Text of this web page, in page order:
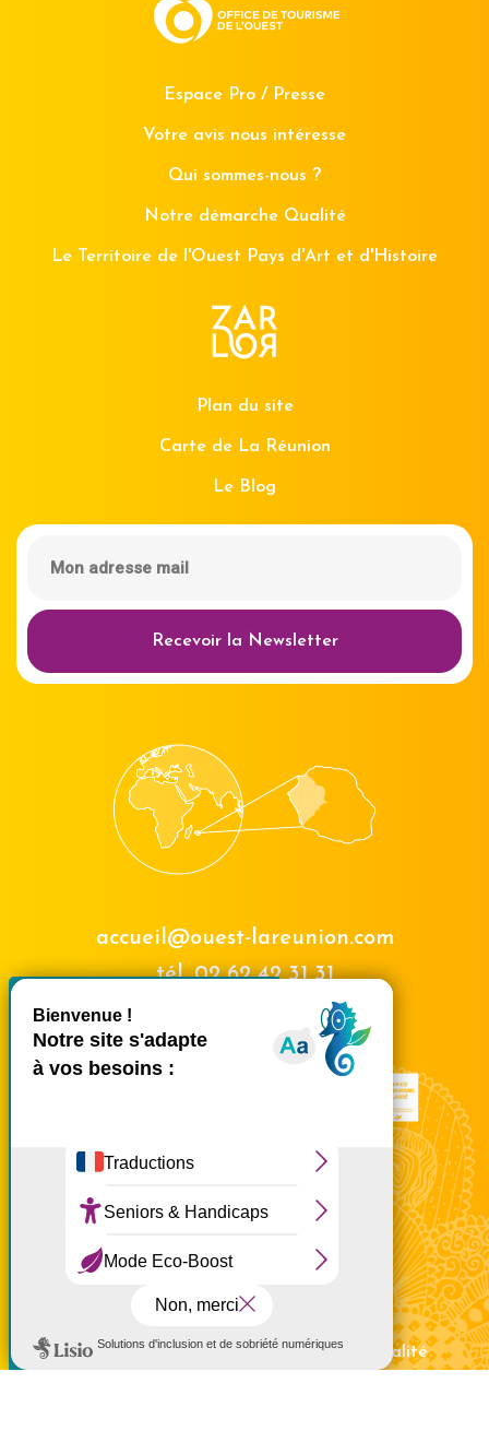
Tout accepter
Tout refuser
Masquer le
Espace Pro / Presse
Votre avis nous intéresse
Qui sommes-nous ?
Notre démarche Qualité
Le Territoire de l'Ouest Pays d'Art et d'Histoire
Plan du site
Carte de La Réunion
Le Blog
Recevoir la Newsletter
accueil@ouest-lareunion.com
tél.02 62 42 31 31
Nous rencontrer
Mentions légales Politique de confidentialité